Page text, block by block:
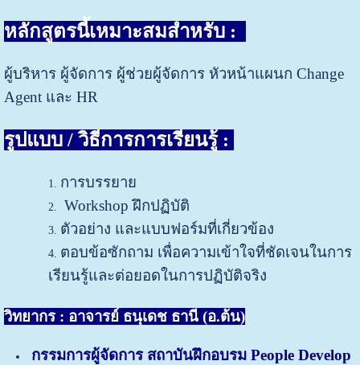
หลักสูตรนี้เหมาะสมสำหรับ :
ผู้บริหาร ผู้จัดการ ผู้ช่วยผู้จัดการ หัวหน้าแผนก Change
Agent และ HR
รูปแบบ / วิธีการการเรียนรู้ :
การบรรยาย
Workshop ฝึกปฏิบัติ
ตัวอย่าง และแบบฟอร์มที่เกี่ยวข้อง
ตอบข้อซักถาม เพื่อความเข้าใจที่ชัดเจนในการ
เรียนรู้และต่อยอดในการปฏิบัติจริง
วิทยากร : อาจารย์ ธนุเดช ธานี (อ.ต้น)
กรรมการผู้จัดการ สถาบันฝึกอบรม People Develop